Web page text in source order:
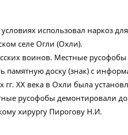
использовал наркоз
селе Огли (Охли).
воинов. Местные
памятную доску (знак) с
XX века в Охли была
русофобы демонтировали
хирургу Пирогову Н.И.